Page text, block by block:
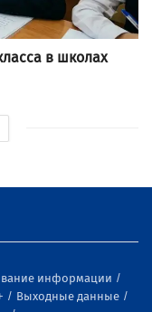
в школах
информации
Выходные данные